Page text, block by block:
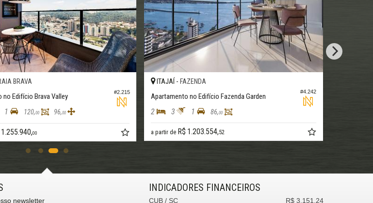
Valley
96,00
FAZENDA
Apartamento no Edifício Fazenda Garden
1 86,00
a partir de R$ 1.203.554,52
Apartamento no Edifício
a partir de
newsletter
INDICADORES FINANCEIROS
CUB / SC R$ 3.151,24